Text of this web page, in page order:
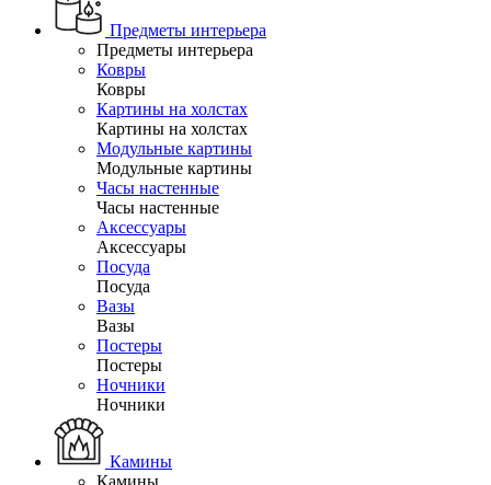
Предметы интерьера
Предметы интерьера
Ковры
Ковры
Картины на холстах
Картины на холстах
Модульные картины
Модульные картины
Часы настенные
Часы настенные
Аксессуары
Аксессуары
Посуда
Посуда
Вазы
Вазы
Постеры
Постеры
Ночники
Ночники
Камины
Камины